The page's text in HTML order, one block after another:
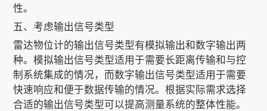
性。
五、考虑输出信号类型
雷达物位计的输出信号类型有模拟输出和数字输出两
种。模拟输出信号类型适用于需要长距离传输和与控
制系统集成的情况，而数字输出信号类型适用于需要
快速响应和便于数据传输的情况。根据实际需求选择
合适的输出信号类型可以提高测量系统的整体性能。